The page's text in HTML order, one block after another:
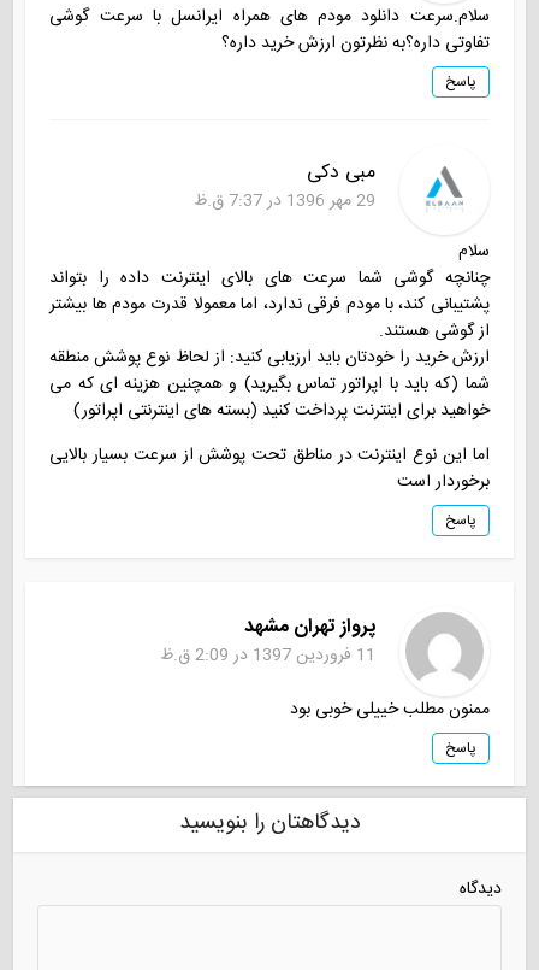
سلام.سرعت دانلود مودم های همراه ایرانسل با سرعت گوشی
تفاوتی داره؟به نظرتون ارزش خرید داره؟
پاسخ
مبی دکی
29 مهر 1396 در 7:37 ق.ظ
سلام
چنانچه گوشی شما سرعت های بالای اینترنت داده را بتواند
پشتیبانی کند، با مودم فرقی ندارد، اما معمولا قدرت مودم ها بیشتر
از گوشی هستند.
ارزش خرید را خودتان باید ارزیابی کنید: از لحاظ نوع پوشش منطقه
شما (که باید با اپراتور تماس بگیرید) و همچنین هزینه ای که می
خواهید برای اینترنت پرداخت کنید (بسته های اینترنتی اپراتور)
اما این نوع اینترنت در مناطق تحت پوشش از سرعت بسیار بالایی
برخوردار است
پاسخ
پرواز تهران مشهد
11 فروردین 1397 در 2:09 ق.ظ
ممنون مطلب خییلی خوبی بود
پاسخ
دیدگاهتان را بنویسید
دیدگاه